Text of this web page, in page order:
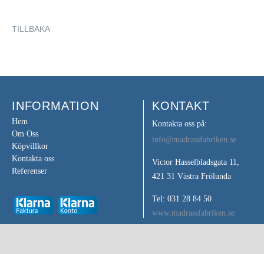
TILLBAKA
INFORMATION
Hem
Om Oss
Köpvillkor
Kontakta oss
Referenser
KONTAKT
Kontakta oss på:
info@madrassfabriken.se
Victor Hasselbladsgata 11,
421 31 Västra Frölunda
Tel: 031 28 84 50
www.madrassfabriken.se